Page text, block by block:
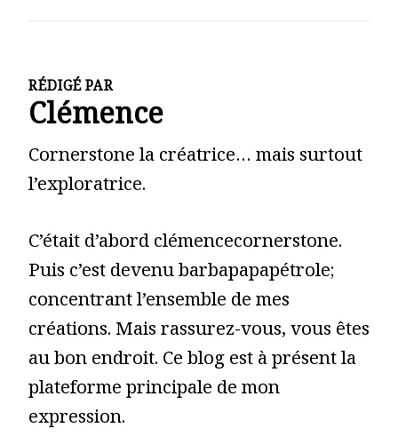
RÉDIGÉ PAR
Clémence
Cornerstone la créatrice… mais surtout
l’exploratrice.
C’était d’abord clémencecornerstone.
Puis c’est devenu barbapapapétrole;
concentrant l’ensemble de mes
créations. Mais rassurez-vous, vous êtes
au bon endroit. Ce blog est à présent la
plateforme principale de mon
expression.